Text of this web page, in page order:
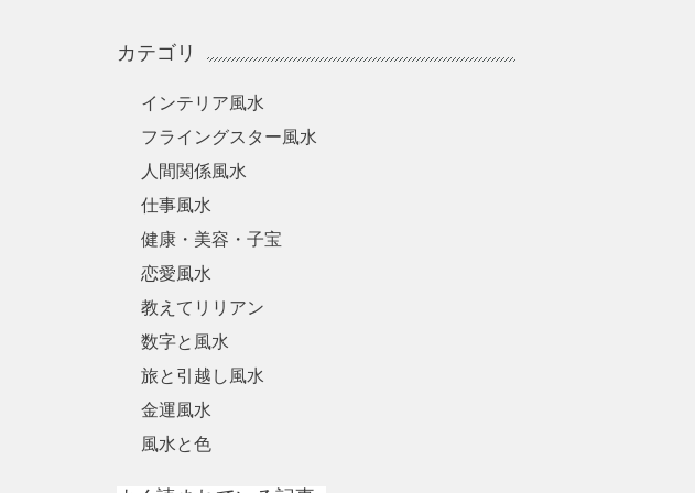
カテゴリ
インテリア風水
フライングスター風水
人間関係風水
仕事風水
健康・美容・子宝
恋愛風水
教えてリリアン
数字と風水
旅と引越し風水
金運風水
風水と色